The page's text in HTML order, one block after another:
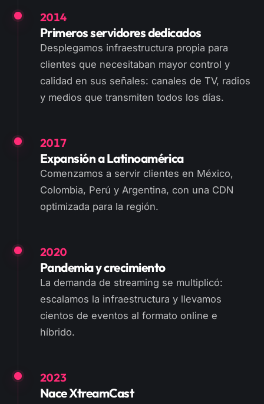
2014
Primeros servidores dedicados
Desplegamos infraestructura propia para
clientes que necesitaban mayor control y
calidad en sus señales: canales de TV, radios
y medios que transmiten todos los días.
2017
Expansión a Latinoamérica
Comenzamos a servir clientes en México,
Colombia, Perú y Argentina, con una CDN
optimizada para la región.
2020
Pandemia y crecimiento
La demanda de streaming se multiplicó:
escalamos la infraestructura y llevamos
cientos de eventos al formato online e
híbrido.
2023
Nace XtreamCast